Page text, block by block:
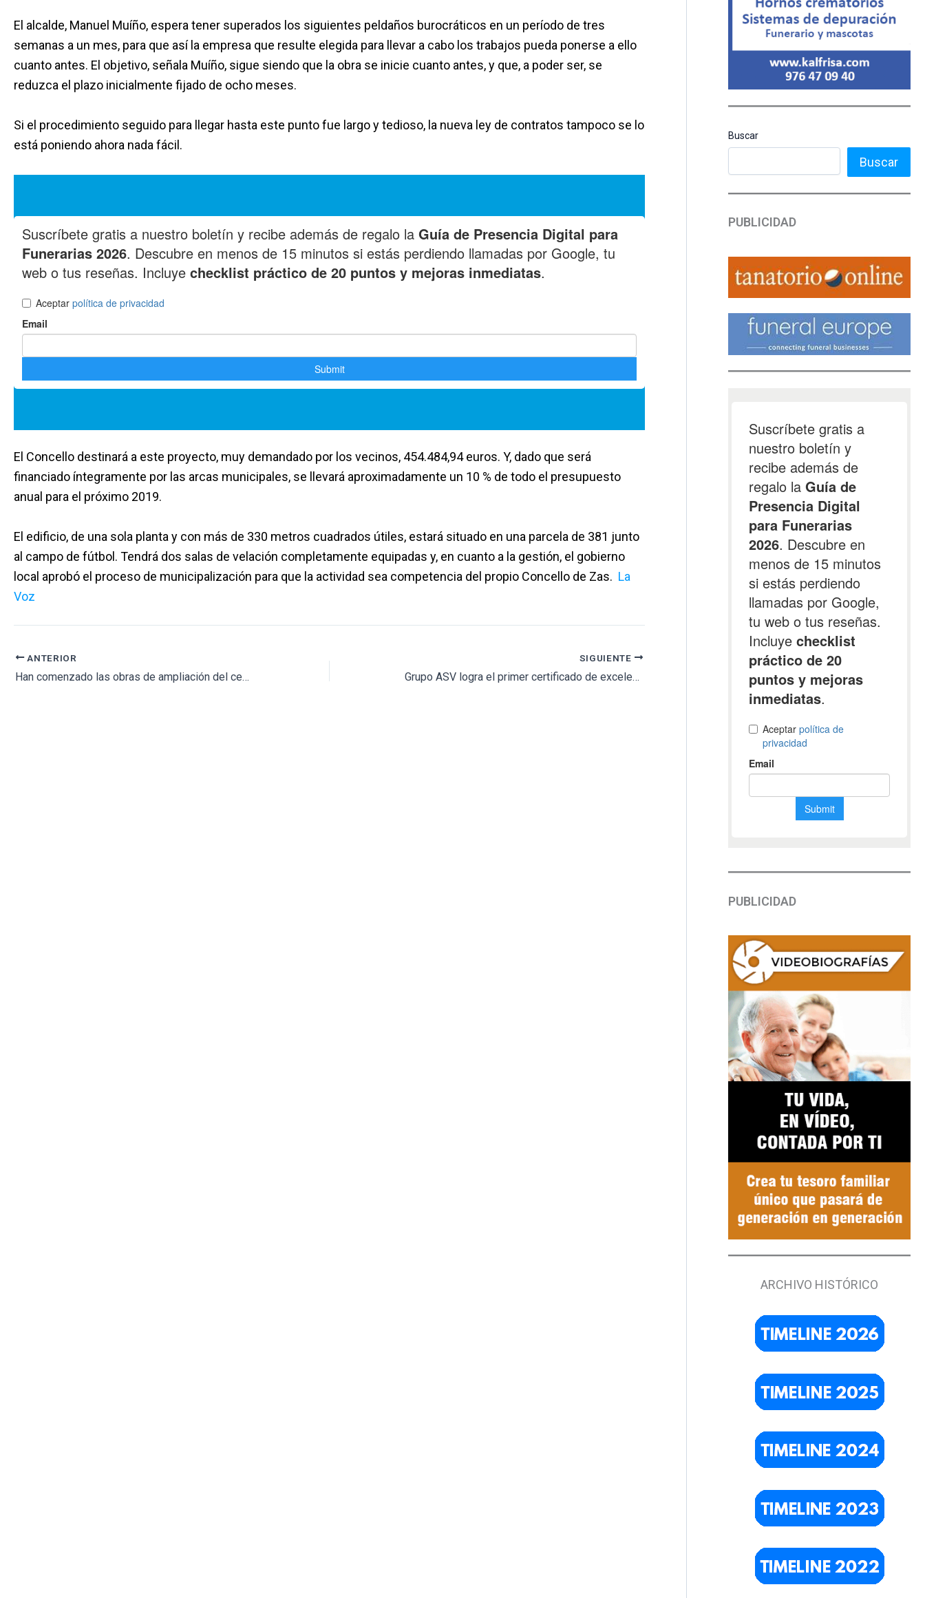
El alcalde, Manuel Muíño, espera tener superados los siguientes peldaños burocráticos en un período de tres
semanas a un mes, para que así la empresa que resulte elegida para llevar a cabo los trabajos pueda ponerse a ello
cuanto antes. El objetivo, señala Muíño, sigue siendo que la obra se inicie cuanto antes, y que, a poder ser, se
reduzca el plazo inicialmente fijado de ocho meses.
Si el procedimiento seguido para llegar hasta este punto fue largo y tedioso, la nueva ley de contratos tampoco se lo
está poniendo ahora nada fácil.
El Concello destinará a este proyecto, muy demandado por los vecinos, 454.484,94 euros. Y, dado que será
financiado íntegramente por las arcas municipales, se llevará aproximadamente un 10 % de todo el presupuesto
anual para el próximo 2019.
El edificio, de una sola planta y con más de 330 metros cuadrados útiles, estará situado en una parcela de 381 junto
al campo de fútbol. Tendrá dos salas de velación completamente equipadas y, en cuanto a la gestión, el gobierno
local aprobó el proceso de municipalización para que la actividad sea competencia del propio Concello de Zas. La
Voz
ANTERIOR
Han comenzado las obras de ampliación del cementerio municipal de San Fernando de Coín
SIGUIENTE
Grupo ASV logra el primer certificado de excelencia en el sector funerario
Buscar
Buscar
PUBLICIDAD
PUBLICIDAD
ARCHIVO HISTÓRICO